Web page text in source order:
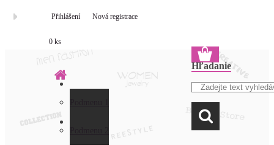
Hľadanie
Přihlášení Nová registrace
0 ks